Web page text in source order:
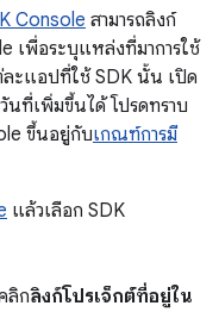
Console สามารถลิงก์
เพื่อระบุแหล่งที่มาการใช้
ะแอปที่ใช้ SDK นั้น เปิด
นที่เพิ่มขึ้นได้ โปรดทราบ
ขึ้นอยู่กับเกณฑ์การมี
แล้วเลือก SDK
ลิกลิงก์โปรเจ็กต์ที่อยู่ใน